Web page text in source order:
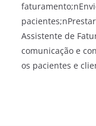
Assistente de
comunicação e
os pacientes e